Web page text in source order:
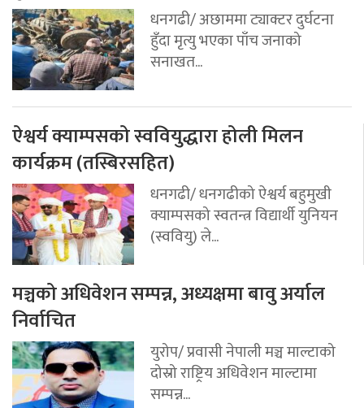
धनगढी/ अछाममा ट्याक्टर दुर्घटना
हुँदा मृत्यु भएका पाँच जनाको
सनाखत...
ऐश्वर्य क्याम्पसको स्ववियुद्धारा होली मिलन
कार्यक्रम (तस्बिरसहित)
धनगढी/ धनगढीको ऐश्वर्य बहुमुखी
क्याम्पसको स्वतन्त्र विद्यार्थी युनियन
(स्ववियु) ले...
मञ्चको अधिवेशन सम्पन्न, अध्यक्षमा बावु अर्याल
निर्वाचित
युरोप/ प्रवासी नेपाली मञ्च माल्टाको
दोस्रो राष्ट्रिय अधिवेशन माल्टामा
सम्पन्न...